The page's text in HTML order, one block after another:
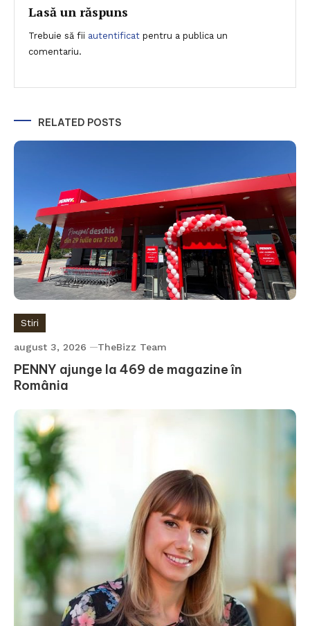
articole
Lasă un răspuns
Trebuie să fii autentificat pentru a publica un
comentariu.
RELATED POSTS
Stiri
august 3, 2026 TheBizz Team
PENNY ajunge la 469 de magazine în
România